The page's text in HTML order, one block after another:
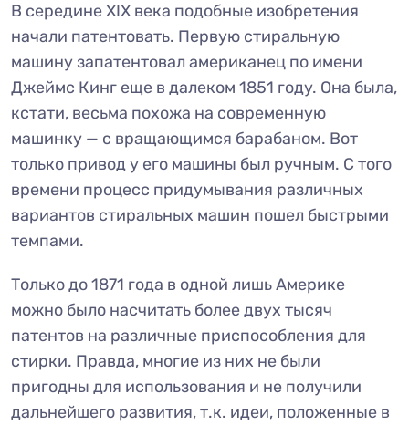
В середине XIX века подобные изобретения
начали патентовать. Первую стиральную
машину запатентовал американец по имени
Джеймс Кинг еще в далеком 1851 году. Она была,
кстати, весьма похожа на современную
машинку — с вращающимся барабаном. Вот
только привод у его машины был ручным. С того
времени процесс придумывания различных
вариантов стиральных машин пошел быстрыми
темпами.
Только до 1871 года в одной лишь Америке
можно было насчитать более двух тысяч
патентов на различные приспособления для
стирки. Правда, многие из них не были
пригодны для использования и не получили
дальнейшего развития, т.к. идеи, положенные в